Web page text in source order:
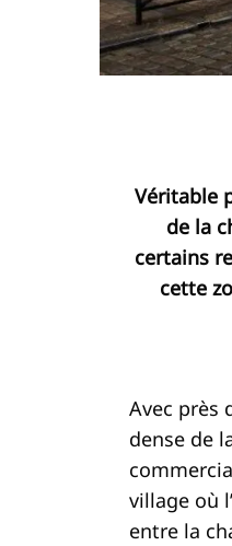
Véritable
de la
certains
cette
Avec près
dense de
village où
entre la